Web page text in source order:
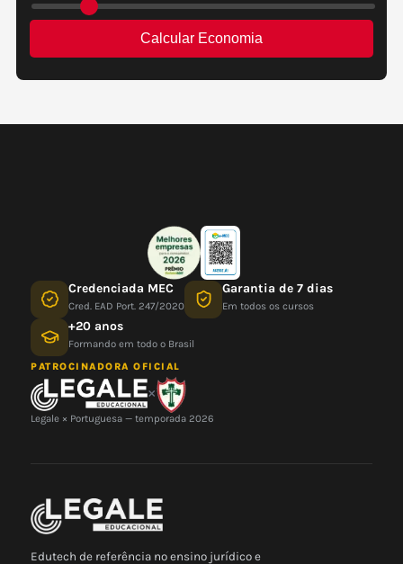
Credenciada MEC
Cred. EAD Port. 247/2020
Garantia de 7 dias
Em todos os cursos
+20 anos
Formando em todo o Brasil
PATROCINADORA OFICIAL
×
Legale × Portuguesa — temporada 2026
Edutech de referência no ensino jurídico e